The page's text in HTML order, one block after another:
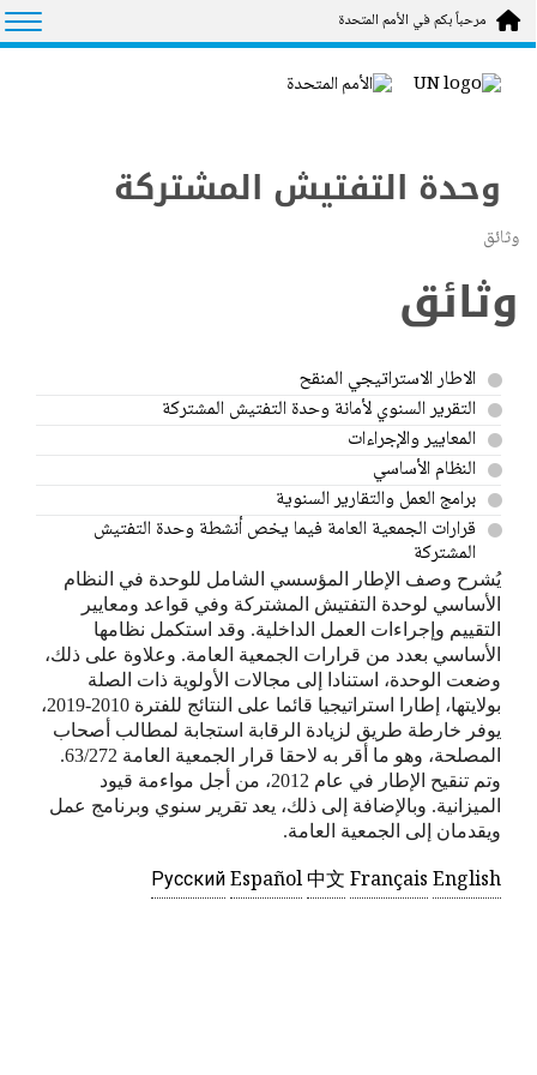
Skip to main content
مرحباً بكم في الأمم المتحدة
وحدة التفتيش المشتركة
وثائق
وثائق
الاطار الاستراتيجي المنقح
التقرير السنوي لأمانة وحدة التفتيش المشتركة
المعايير والإجراءات
النظام الأساسي
برامج العمل والتقارير السنوية
قرارات الجمعية العامة فيما يخص أنشطة وحدة التفتيش
المشتركة
يُشرح وصف الإطار المؤسسي الشامل للوحدة في النظام
الأساسي لوحدة التفتيش المشتركة وفي قواعد ومعايير
التقييم وإجراءات العمل الداخلية. وقد استكمل نظامها
الأساسي بعدد من قرارات الجمعية العامة. وعلاوة على ذلك،
وضعت الوحدة، استنادا إلى مجالات الأولوية ذات الصلة
بولايتها، إطارا استراتيجيا قائما على النتائج للفترة 2010-2019،
يوفر خارطة طريق لزيادة الرقابة استجابة لمطالب أصحاب
المصلحة، وهو ما أقر به لاحقا قرار الجمعية العامة 63/272.
وتم تنقيح الإطار في عام 2012، من أجل مواءمة قيود
الميزانية. وبالإضافة إلى ذلك، يعد تقرير سنوي وبرنامج عمل
ويقدمان إلى الجمعية العامة.
English
Français
中文
Español
Русский